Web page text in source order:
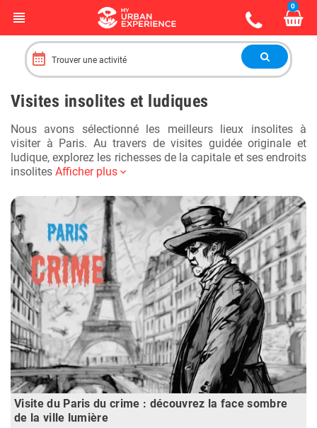
view_headline
0
Trouver une activité
Visites insolites et ludiques
Nous avons sélectionné les meilleurs lieux insolites à
visiter à Paris. Au travers de visites guidée originale et
ludique, explorez les richesses de la capitale et ses endroits
insolites Afficher plus expand_more
Visite du Paris du crime : découvrez la face sombre
de la ville lumière